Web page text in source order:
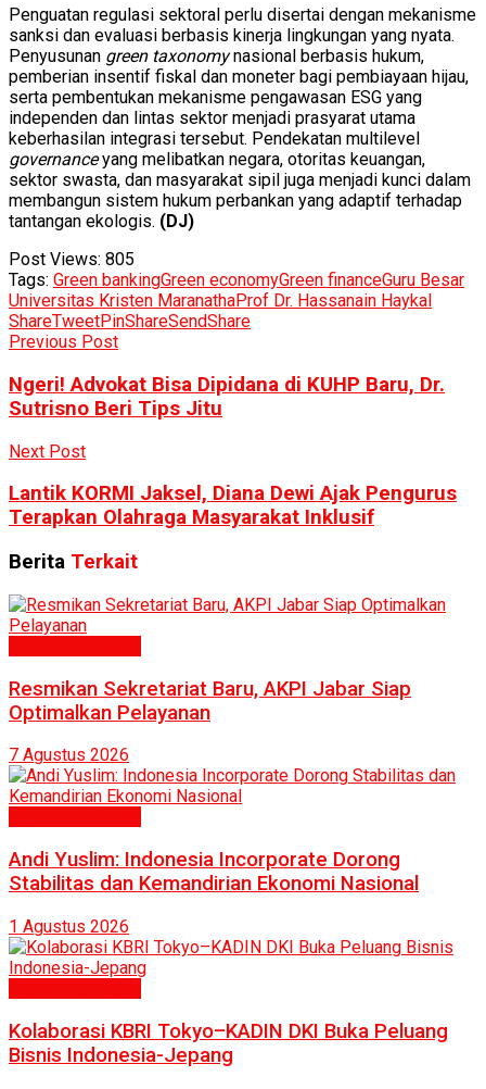
Penguatan regulasi sektoral perlu disertai dengan mekanisme
sanksi dan evaluasi berbasis kinerja lingkungan yang nyata.
Penyusunan green taxonomynasional berbasis hukum,
pemberian insentif fiskal dan moneter bagi pembiayaan hijau,
serta pembentukan mekanisme pengawasan ESG yang
independen dan lintas sektor menjadi prasyarat utama
keberhasilan integrasi tersebut. Pendekatan multilevel
governanceyang melibatkan negara, otoritas keuangan,
sektor swasta, dan masyarakat sipil juga menjadi kunci dalam
membangun sistem hukum perbankan yang adaptif terhadap
tantangan ekologis. (DJ)
Post Views: 805
Tags: Green bankingGreen economyGreen financeGuru Besar
Universitas Kristen MaranathaProf Dr. Hassanain Haykal
ShareTweetPinShareSendShare
Previous Post
Ngeri! Advokat Bisa Dipidana di KUHP Baru, Dr.
Sutrisno Beri Tips Jitu
Next Post
Lantik KORMI Jaksel, Diana Dewi Ajak Pengurus
Terapkan Olahraga Masyarakat Inklusif
Berita Terkait
Resmikan Sekretariat Baru, AKPI Jabar Siap
Optimalkan Pelayanan
7 Agustus 2026
Andi Yuslim: Indonesia Incorporate Dorong
Stabilitas dan Kemandirian Ekonomi Nasional
1 Agustus 2026
Kolaborasi KBRI Tokyo–KADIN DKI Buka Peluang
Bisnis Indonesia-Jepang